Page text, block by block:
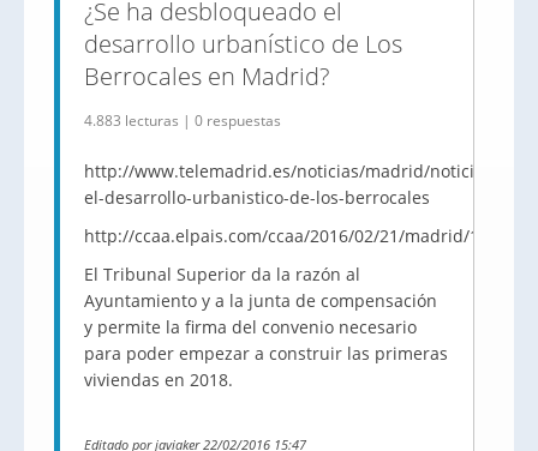
¿Se ha desbloqueado el
desarrollo urbanístico de Los
Berrocales en Madrid?
4.883 lecturas | 0 respuestas
http://www.telemadrid.es/noticias/madrid/noticia/
el-desarrollo-urbanistico-de-los-berrocales
http://ccaa.elpais.com/ccaa/2016/02/21/madrid/
El Tribunal Superior da la razón al
Ayuntamiento y a la junta de compensación
y permite la firma del convenio necesario
para poder empezar a construir las primeras
viviendas en 2018.
Editado por javiaker 22/02/2016 15:47